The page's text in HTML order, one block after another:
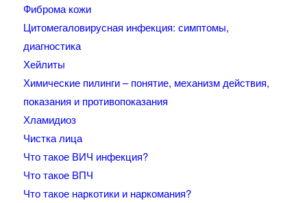
Фиброма кожи
Цитомегаловирусная инфекция: симптомы,
диагностика
Хейлиты
Химические пилинги – понятие, механизм действия,
показания и противопоказания
Хламидиоз
Чистка лица
Что такое ВИЧ инфекция?
Что такое ВПЧ
Что такое наркотики и наркомания?